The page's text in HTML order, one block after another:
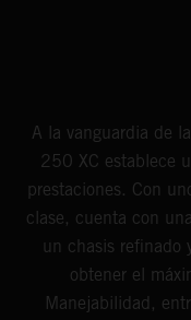
A la vanguardia de
250 XC establece
prestaciones. Con
clase, cuenta con
un chasis refinado
obtener el
Manejabilidad,